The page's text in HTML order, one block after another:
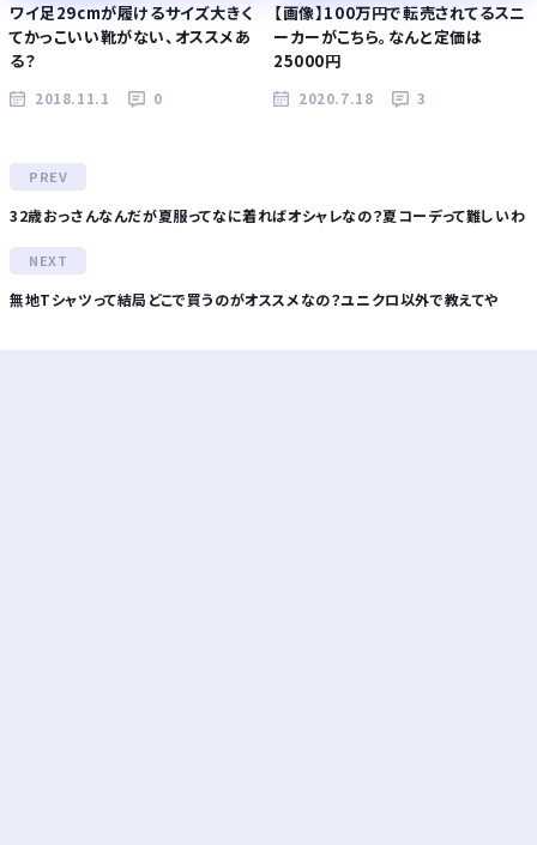
ワイ足29cmが履けるサイズ大きく
てかっこいい靴がない、オススメあ
る？
2018.11.1 0
【画像】100万円で転売されてるスニ
ーカーがこちら。なんと定価は
25000円
2020.7.18 3
32歳おっさんなんだが夏服ってなに着ればオシャレなの？夏コーデって難しいわ
無地Tシャツって結局どこで買うのがオススメなの？ユニクロ以外で教えてや